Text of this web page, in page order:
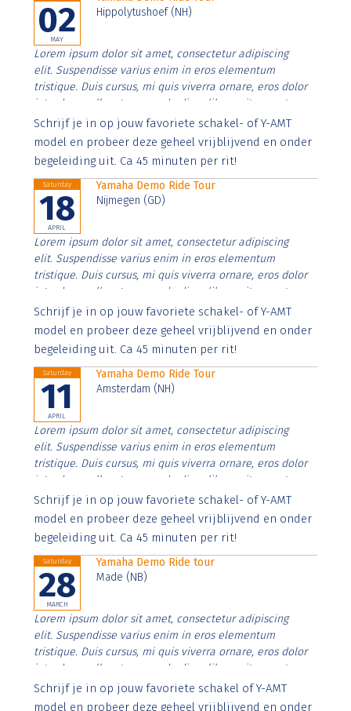
02
MAY
Hippolytushoef (NH)
Lorem ipsum dolor sit amet, consectetur adipiscing
elit. Suspendisse varius enim in eros elementum
tristique. Duis cursus, mi quis viverra ornare, eros dolor
interdum nulla, ut commodo diam libero vitae erat.
Aenean faucibus nibh et justo cursus id rutrum lorem
imperdiet. Nunc ut sem vitae risus tristique posuere.
Schrijf je in op jouw favoriete schakel- of Y-AMT
model en probeer deze geheel vrijblijvend en onder
begeleiding uit. Ca 45 minuten per rit!
Saturday
18
APRIL
Yamaha Demo Ride Tour
Nijmegen (GD)
Lorem ipsum dolor sit amet, consectetur adipiscing
elit. Suspendisse varius enim in eros elementum
tristique. Duis cursus, mi quis viverra ornare, eros dolor
interdum nulla, ut commodo diam libero vitae erat.
Aenean faucibus nibh et justo cursus id rutrum lorem
imperdiet. Nunc ut sem vitae risus tristique posuere.
Schrijf je in op jouw favoriete schakel- of Y-AMT
model en probeer deze geheel vrijblijvend en onder
begeleiding uit. Ca 45 minuten per rit!
Saturday
11
APRIL
Yamaha Demo Ride Tour
Amsterdam (NH)
Lorem ipsum dolor sit amet, consectetur adipiscing
elit. Suspendisse varius enim in eros elementum
tristique. Duis cursus, mi quis viverra ornare, eros dolor
interdum nulla, ut commodo diam libero vitae erat.
Aenean faucibus nibh et justo cursus id rutrum lorem
imperdiet. Nunc ut sem vitae risus tristique posuere.
Schrijf je in op jouw favoriete schakel- of Y-AMT
model en probeer deze geheel vrijblijvend en onder
begeleiding uit. Ca 45 minuten per rit!
Saturday
28
MARCH
Yamaha Demo Ride tour
Made (NB)
Lorem ipsum dolor sit amet, consectetur adipiscing
elit. Suspendisse varius enim in eros elementum
tristique. Duis cursus, mi quis viverra ornare, eros dolor
interdum nulla, ut commodo diam libero vitae erat.
Aenean faucibus nibh et justo cursus id rutrum lorem
imperdiet. Nunc ut sem vitae risus tristique posuere.
Schrijf je in op jouw favoriete schakel of Y-AMT
model en probeer deze geheel vrijblijvend en onder